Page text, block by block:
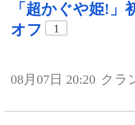
「超かぐや姫!」
オフ
1
08月07日 20:20 クラ